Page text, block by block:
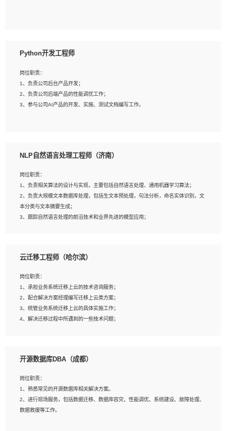
3、熟悉react/vue/angular任何一种前端框架，熟悉react优先；
5、善于沟通，具有团队意识；
Python开发工程师
岗位职责：
1、负责公司后台产品开发；
2、负责公司后端产品的性能调优工作；
3、参与公司AI产品的开发、实施、测试文档编写工作。
验的更佳；
3、熟悉数据库开发，熟悉Mysql、Oracle、MongoDb数据库应用开发其中一种；
4、熟悉Python Wed框架（Django/Flask...）代码能力优秀，熟悉编码规范和具备
良好的文档编写能力）；
5、沟通表达能力强，具备团队协作能力。
NLP自然语言处理工程师（济南）
岗位职责：
1、负责相关算法的设计与实现，主要包括自然语言处理、通用机器学习算法；
2、负责大规模文本数据库处理，包括生文本预处理，句法分析，命名实体识别，文
本分类与文本摘要生成；
3、跟踪自然语言处理的前沿技术和业界先进的模型应用；
岗位要求：
2、熟悉tensorflow，keras，pytorch等常规深度学习框架，快速根据客户需求实现
有效的模型；
3、熟悉掌握至少一种编程语言，如：Python，Java；
4、 熟悉NLP相关算法与实现；
5、至少有一次及以上问答系统的项目实践，熟悉问答系统全流程开发者优先；
云迁移工程师（哈尔滨）
岗位职责：
1、承担业务系统迁移上云的技术咨询服务；
2、配合解决方案经理编写迁移上云类方案；
3、统管业务系统迁移上云的具体实施工作；
4、解决迁移过程中所遇到的一些技术问题；
1、专科及以上学历，三年以上工作经验，计算机等相关专业；
3、熟悉常见操作系统、存储、网络、 IO 等相关原理；
4、具有迁移工具实操经验，具备P2V、V2V迁移能力；
5、熟练华为、VMware虚拟化、云计算及云存储技术；
6、熟悉主流数据库、应用服务器、中间件部署架构和运维方法；
开源数据库DBA（成都）
岗位职责：
1、熟悉常见的开源数据库相关解决方案。
2、进行现场服务，包括数据迁移、数据库容灾、性能调优、系统建设、故障处理、
数据救援等工作。